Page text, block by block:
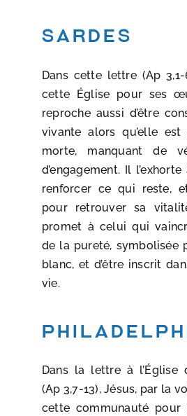
Sardes
Dans cette lettre (Ap
cette Église pour ses
reproche aussi d’être
vivante alors qu’elle est
morte, manquant de
d’engagement. Il
renforcer ce qui reste,
pour retrouver sa
promet à celui qui
de la pureté, symbolisée
blanc, et d’être inscrit
vie.
Dans la lettre à l’Église
(Ap 3,7-13), Jésus, par la
cette communauté pour